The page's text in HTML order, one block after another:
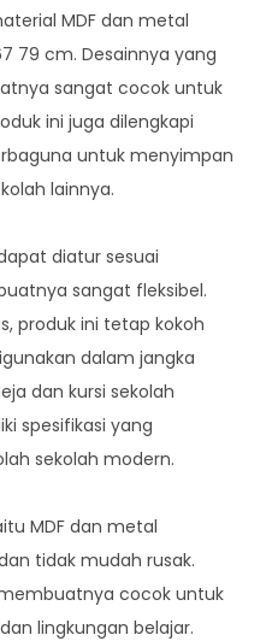
MDF dan metal
79 cm. Desainnya yang
sangat cocok untuk
ini juga dilengkapi
untuk menyimpan
lainnya.
diatur sesuai
sangat fleksibel.
produk ini tetap kokoh
dalam jangka
dan kursi sekolah
spesifikasi yang
sekolah modern.
MDF dan metal
tidak mudah rusak.
cocok untuk
lingkungan belajar.